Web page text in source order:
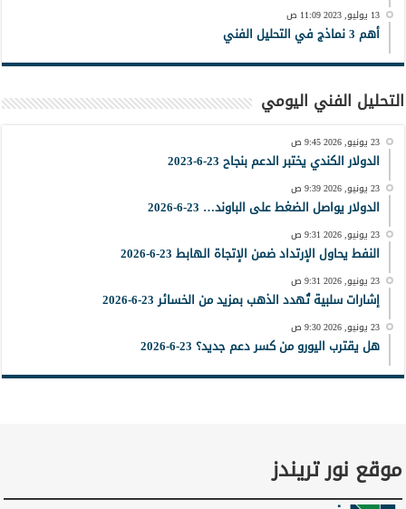
13 يوليو, 2023 11:09 ص
أهم 3 نماذج في التحليل الفني
التحليل الفني اليومي
23 يونيو, 2026 9:45 ص
الدولار الكندي يختبر الدعم بنجاح 23-6-2023
23 يونيو, 2026 9:39 ص
الدولار يواصل الضغط على الباوند… 23-6-2026
23 يونيو, 2026 9:31 ص
النفط يحاول الإرتداد ضمن الإتجاة الهابط 23-6-2026
23 يونيو, 2026 9:31 ص
إشارات سلبية تُهدد الذهب بمزيد من الخسائر 23-6-2026
23 يونيو, 2026 9:30 ص
هل يقترب اليورو من كسر دعم جديد؟ 23-6-2026
موقع نور تريندز